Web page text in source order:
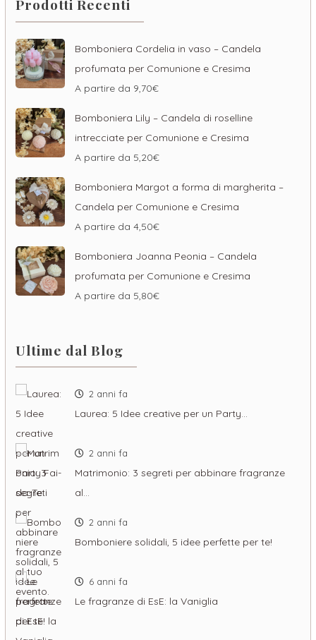
Prodotti Recenti
Bomboniera Cordelia in vaso – Candela
profumata per Comunione e Cresima
A partire da 9,70€
Bomboniera Lily – Candela di roselline
intrecciate per Comunione e Cresima
A partire da 5,20€
Bomboniera Margot a forma di margherita –
Candela per Comunione e Cresima
A partire da 4,50€
Bomboniera Joanna Peonia – Candela
profumata per Comunione e Cresima
A partire da 5,80€
Ultime dal Blog
2 anni fa
Laurea: 5 Idee creative per un Party…
2 anni fa
Matrimonio: 3 segreti per abbinare fragranze
al…
2 anni fa
Bomboniere solidali, 5 idee perfette per te!
6 anni fa
Le fragranze di EsE: la Vaniglia